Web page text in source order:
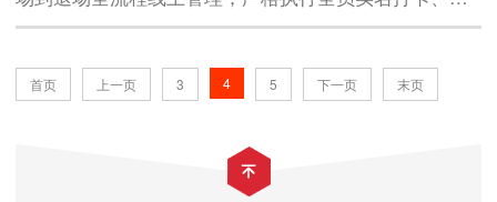
资明确交底及线上维权，有效杜提高工程效率。
首页 上一页 3 4 5 下一页 末页